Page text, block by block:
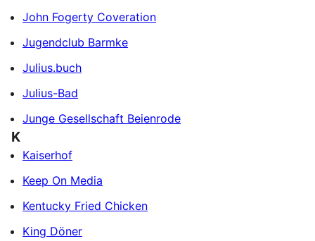
John Fogerty Coveration
Jugendclub Barmke
Julius.buch
Julius-Bad
Junge Gesellschaft Beienrode
K
Kaiserhof
Keep On Media
Kentucky Fried Chicken
King Döner